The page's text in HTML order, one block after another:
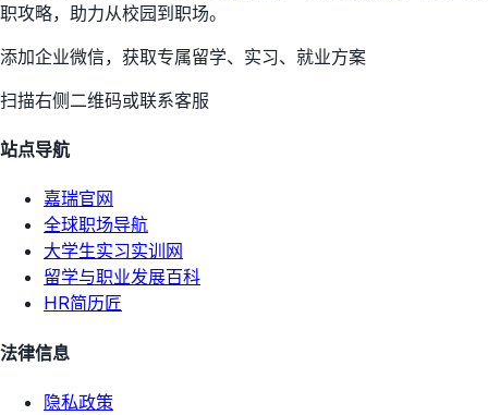
职攻略，助力从校园到职场。
添加企业微信，获取专属留学、实习、就业方案
扫描右侧二维码或联系客服
站点导航
嘉瑞官网
全球职场导航
大学生实习实训网
留学与职业发展百科
HR简历匠
法律信息
隐私政策